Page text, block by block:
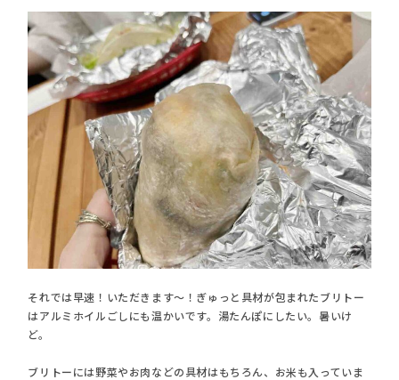
それでは早速！いただきます〜！ぎゅっと具材が包まれたブリトー
はアルミホイルごしにも温かいです。湯たんぽにしたい。暑いけ
ど。
ブリトーには野菜やお肉などの具材はもちろん、お米も入っていま